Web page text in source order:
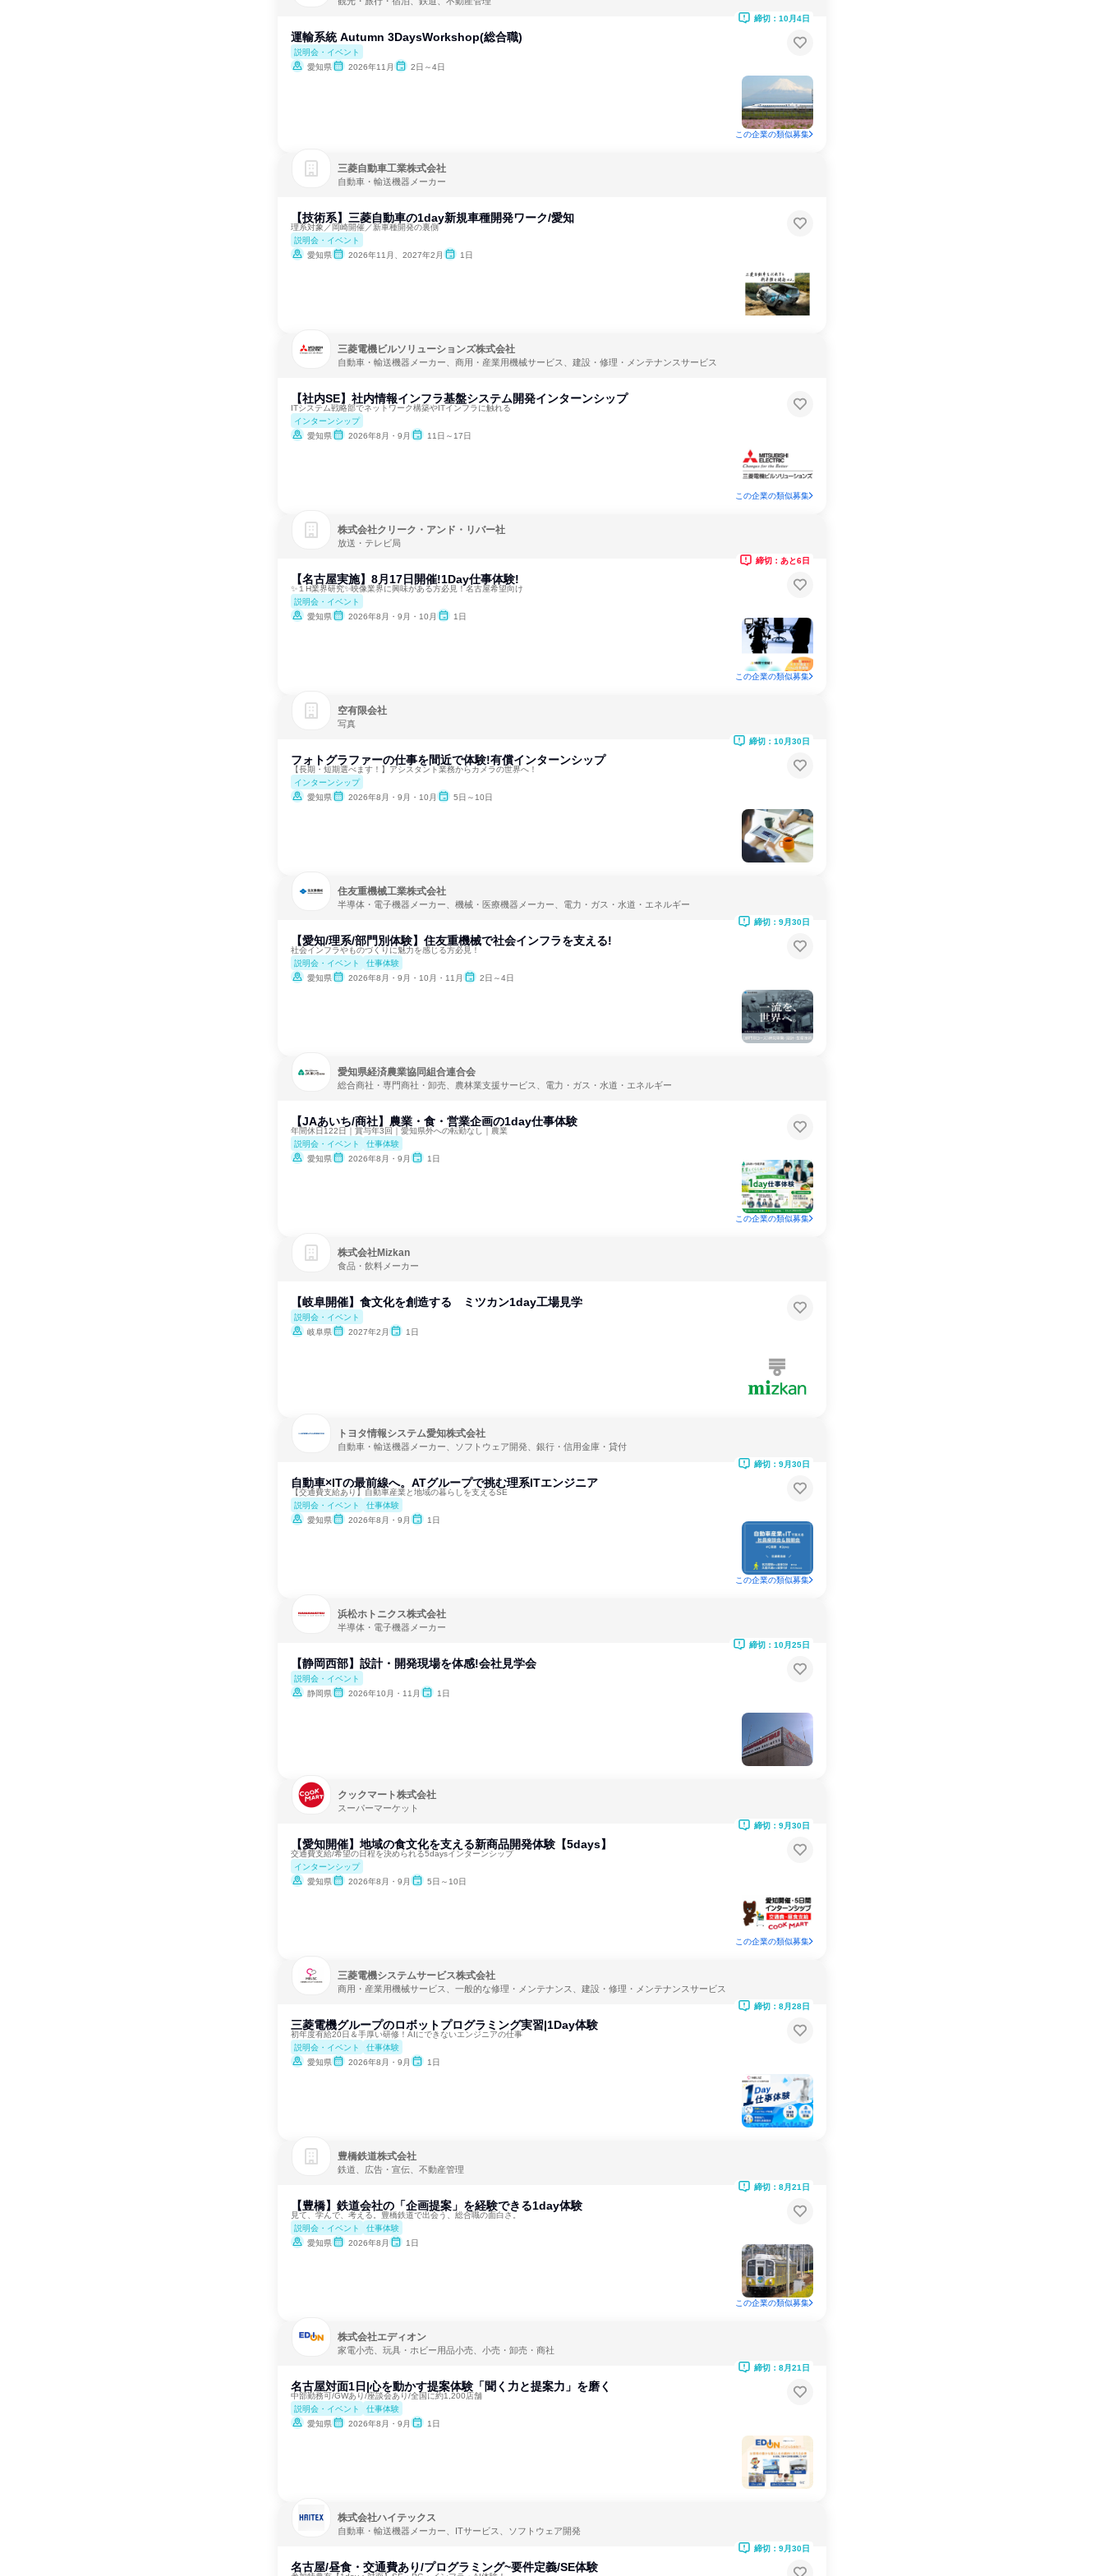
運輸系統 Autumn 3DaysWorkshop(総合職)
説明会・イベント
愛知県
2026年11月 2日～4日
締切：10月4日
この企業の類似募集
三菱自動車工業株式会社
自動車・輸送機器メーカー
【技術系】三菱自動車の1day新規車種開発ワーク/愛知
理系対象／岡崎開催／新車種開発の裏側
説明会・イベント
愛知県
2026年11月、2027年2月 1日
三菱電機ビルソリューションズ株式会社
自動車・輸送機器メーカー、商用・産業用機械サービス、建設・修理・メンテナンスサービス
【社内SE】社内情報インフラ基盤システム開発インターンシップ
ITシステム戦略部でネットワーク構築やITインフラに触れる
インターンシップ
愛知県
2026年8月・9月 11日～17日
この企業の類似募集
株式会社クリーク・アンド・リバー社
放送・テレビ局
【名古屋実施】8月17日開催!1Day仕事体験!
✨１H業界研究✨映像業界に興味がある方必見！名古屋希望向け
説明会・イベント
愛知県
2026年8月・9月・10月 1日
締切：あと6日
この企業の類似募集
空有限会社
写真
フォトグラファーの仕事を間近で体験!有償インターンシップ
【長期・短期選べます！】アシスタント業務からカメラの世界へ！
インターンシップ
愛知県
2026年8月・9月・10月 5日～10日
締切：10月30日
住友重機械工業株式会社
半導体・電子機器メーカー、機械・医療機器メーカー、電力・ガス・水道・エネルギー
【愛知/理系/部門別体験】住友重機械で社会インフラを支える!
社会インフラやものづくりに魅力を感じる方必見！
説明会・イベント
仕事体験
愛知県
2026年8月・9月・10月・11月 2日～4日
締切：9月30日
愛知県経済農業協同組合連合会
総合商社・専門商社・卸売、農林業支援サービス、電力・ガス・水道・エネルギー
【JAあいち/商社】農業・食・営業企画の1day仕事体験
年間休日122日｜賞与年3回｜愛知県外への転勤なし｜農業
説明会・イベント
仕事体験
愛知県
2026年8月・9月 1日
この企業の類似募集
株式会社Mizkan
食品・飲料メーカー
【岐阜開催】食文化を創造する ミツカン1day工場見学
説明会・イベント
岐阜県
2027年2月 1日
トヨタ情報システム愛知株式会社
自動車・輸送機器メーカー、ソフトウェア開発、銀行・信用金庫・貸付
自動車×ITの最前線へ。ATグループで挑む理系ITエンジニア
【交通費支給あり】自動車産業と地域の暮らしを支えるSE
説明会・イベント
仕事体験
愛知県
2026年8月・9月 1日
締切：9月30日
この企業の類似募集
浜松ホトニクス株式会社
半導体・電子機器メーカー
【静岡西部】設計・開発現場を体感!会社見学会
説明会・イベント
静岡県
2026年10月・11月 1日
締切：10月25日
クックマート株式会社
スーパーマーケット
【愛知開催】地域の食文化を支える新商品開発体験【5days】
交通費支給/希望の日程を決められる5daysインターンシップ
インターンシップ
愛知県
2026年8月・9月 5日～10日
締切：9月30日
この企業の類似募集
三菱電機システムサービス株式会社
商用・産業用機械サービス、一般的な修理・メンテナンス、建設・修理・メンテナンスサービス
三菱電機グループのロボットプログラミング実習|1Day体験
初年度有給20日＆手厚い研修！AIにできないエンジニアの仕事
説明会・イベント
仕事体験
愛知県
2026年8月・9月 1日
締切：8月28日
豊橋鉄道株式会社
鉄道、広告・宣伝、不動産管理
【豊橋】鉄道会社の「企画提案」を経験できる1day体験
見て、学んで、考える。豊橋鉄道で出会う、総合職の面白さ。
説明会・イベント
仕事体験
愛知県
2026年8月 1日
締切：8月21日
この企業の類似募集
株式会社エディオン
家電小売、玩具・ホビー用品小売、小売・卸売・商社
名古屋対面1日|心を動かす提案体験「聞く力と提案力」を磨く
中部勤務可/GWあり/座談会あり/全国に約1,200店舗
説明会・イベント
仕事体験
愛知県
2026年8月・9月 1日
締切：8月21日
株式会社ハイテックス
自動車・輸送機器メーカー、ITサービス、ソフトウェア開発
名古屋/昼食・交通費あり/プログラミング~要件定義/SE体験
締切：9月30日